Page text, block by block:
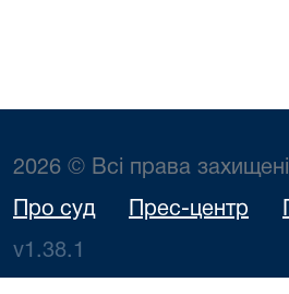
2026 © Всі права захищені
Про суд Прес-центр
v1.38.1